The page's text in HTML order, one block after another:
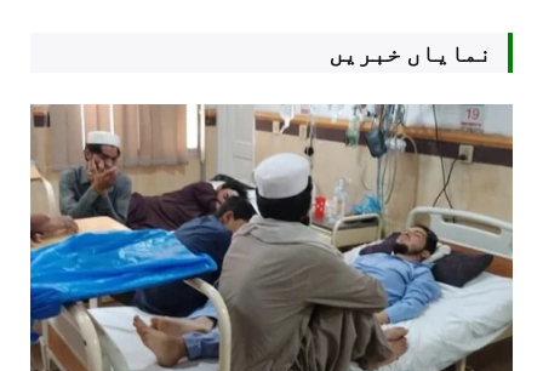
نمایاں خبریں